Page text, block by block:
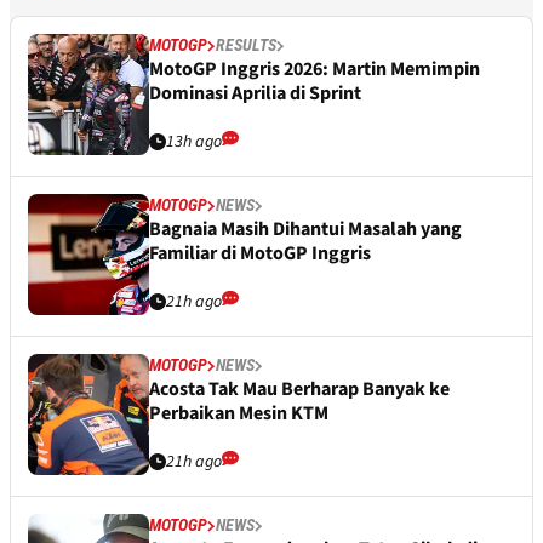
MOTOGP RESULTS
MotoGP Inggris 2026: Martin Memimpin
Dominasi Aprilia di Sprint
13h ago
MOTOGP NEWS
Bagnaia Masih Dihantui Masalah yang
Familiar di MotoGP Inggris
21h ago
MOTOGP NEWS
Acosta Tak Mau Berharap Banyak ke
Perbaikan Mesin KTM
21h ago
MOTOGP NEWS